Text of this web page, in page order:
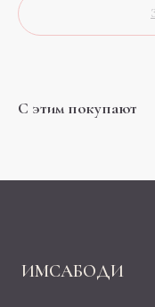
С этим покупают
ИМСАБОДИ